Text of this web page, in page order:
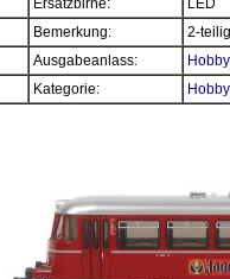
Ersatzbirne:
LED
Bemerkung:
2-
Ausgabeanlass:
Kategorie: